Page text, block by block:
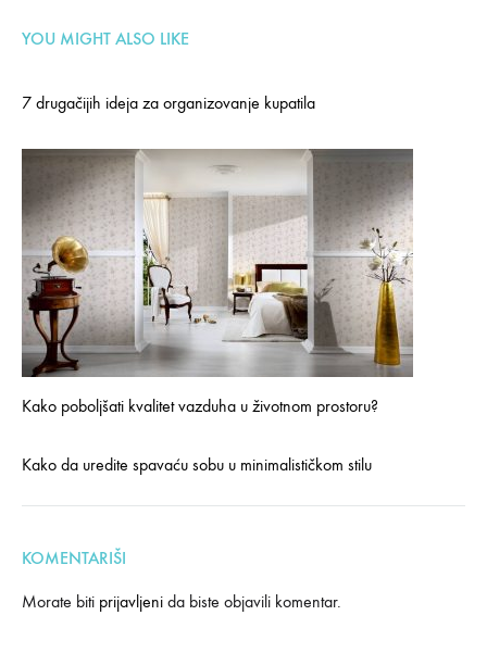
YOU MIGHT ALSO LIKE
7 drugačijih ideja za organizovanje kupatila
Kako poboljšati kvalitet vazduha u životnom prostoru?
Kako da uredite spavaću sobu u minimalističkom stilu
KOMENTARIŠI
Morate biti prijavljeni da biste objavili komentar.